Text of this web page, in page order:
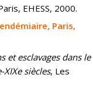
EHESS, 2000.
Paris,
et esclavages dans le
siècles, Les